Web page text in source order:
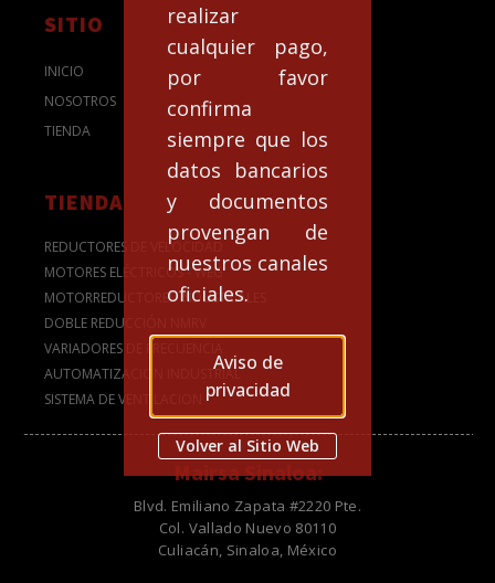
realizar
cualquier pago,
por favor
confirma
siempre que los
datos bancarios
y documentos
provengan de
nuestros canales
oficiales.
Aviso de
privacidad
Volver al Sitio Web
SITIO
INICIO
NOSOTROS
TIENDA
TIENDA
REDUCTORES DE VELOCIDAD
MOTORES ELÉCTRICOS - WEG
MOTORREDUCTORES INDUSTRIALES
DOBLE REDUCCIÓN NMRV
VARIADORES DE FRECUENCIA
AUTOMATIZACION INDUSTRIAL
SISTEMA DE VENTILACION
Mairsa Sinaloa:
Blvd. Emiliano Zapata #2220 Pte.
Col. Vallado Nuevo 80110
Culiacán, Sinaloa, México